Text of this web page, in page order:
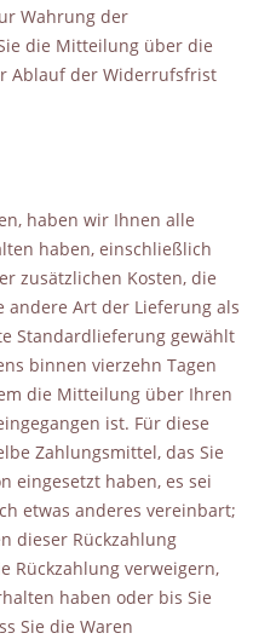
Wahrung der
die Mitteilung über die
Ablauf der Widerrufsfrist
haben wir Ihnen alle
haben, einschließlich
zusätzlichen Kosten, die
andere Art der Lieferung als
Standardlieferung gewählt
binnen vierzehn Tagen
die Mitteilung über Ihren
ist. Für diese
Zahlungsmittel, das Sie
eingesetzt haben, es sei
etwas anderes vereinbart;
dieser Rückzahlung
Rückzahlung verweigern,
haben oder bis Sie
Sie die Waren